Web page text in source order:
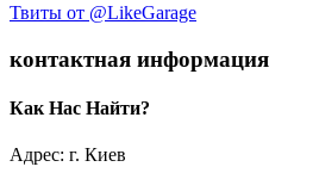
Твиты от @LikeGarage
контактная информация
Как Нас Найти?
Адрес: г. Киев